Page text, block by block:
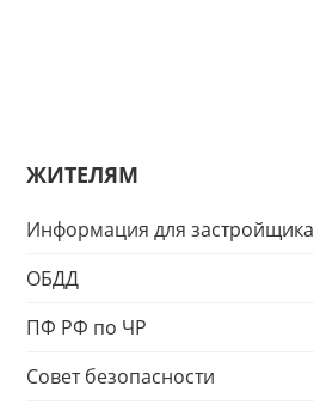
ЖИТЕЛЯМ
Информация для застройщика
ОБДД
ПФ РФ по ЧР
Совет безопасности